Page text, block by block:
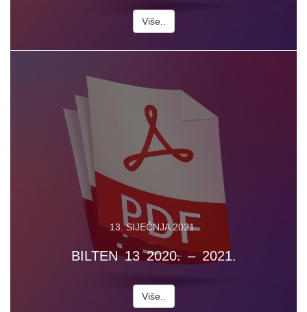
Više..
13. SIJEČNJA 2021.
BILTEN 13 2020. – 2021.
Više..